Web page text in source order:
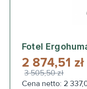
Fotel
2 874,51 zł
3 505,50 zł
Cena netto: 2